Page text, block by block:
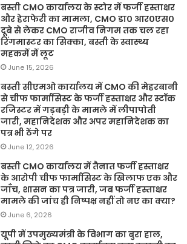
बस्ती CMO कार्यालय के स्टोर में फर्जी हस्ताक्षर
और हेराफेरी का मामला, CMO डा० आर०एस०
दूबे से लेकर CMO राजीव निगम तक चल रहा
रिंगमास्टर का सिक्का, बस्ती के स्वास्थ्य
महकमें में लूट
June 15, 2026
बस्ती सीएमओ कार्यालय में CMO की मेहरबानी
से चीफ फार्मासिस्ट के फर्जी हस्ताक्षर और स्टॉक
रजिस्टर में गड़बड़ी के मामले में लीपापोती
जारी, महानिदेशक और अपर महानिदेशक का
पत्र भी ठेंगे पर
June 12, 2026
बस्ती CMO कार्यालय में तैनात फर्जी हस्ताक्षर
के आरोपी चीफ फार्मासिस्ट के खिलाफ एक और
जाँच, शासन का पत्र जारी, जब फर्जी हस्ताक्षर
मामले की जांच ही निष्पक्ष नहीं तो नए का क्या?
June 6, 2026
यूपी में उपमुख्यमंत्री के विभाग का बुरा हाल,